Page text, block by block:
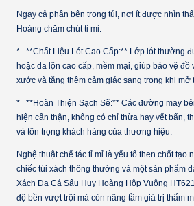
Ngay cả phần bên trong túi, nơi ít được nhìn
Hoàng chăm chút tỉ mỉ:
* **Chất Liệu Lót Cao Cấp:** Lớp lót thường
hoặc da lộn cao cấp, mềm mại, giúp bảo vệ đồ
xước và tăng thêm cảm giác sang trọng khi mở
* **Hoàn Thiện Sạch Sẽ:** Các đường may
hiện cẩn thận, không có chỉ thừa hay vết bẩn,
và tôn trọng khách hàng của thương hiệu.
Nghệ thuật chế tác tỉ mỉ là yếu tố then chốt tạo
chiếc túi xách thông thường và một sản phẩm
Xách Da Cá Sấu Huy Hoàng Hộp Vuông
độ bền vượt trội mà còn nâng tầm giá trị thẩm